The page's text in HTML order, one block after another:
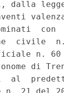
dalla
aventi
civile
n.
di
al